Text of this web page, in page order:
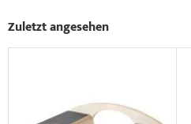
Zuletzt angesehen